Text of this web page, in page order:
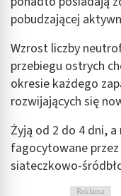
pobudzającej
Wzrost liczby
przebiegu ostrych
okresie każdego
rozwijających się
Żyją od 2 do 4 dni,
fagocytowane
siateczkowo-
Reklama